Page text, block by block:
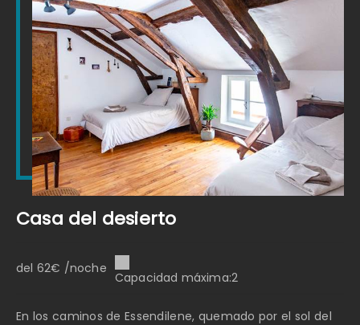
Casa del desierto
del 62€ /noche
Capacidad máxima:2
En los caminos de Essendilene, quemado por el sol del